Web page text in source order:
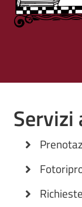
Servizi